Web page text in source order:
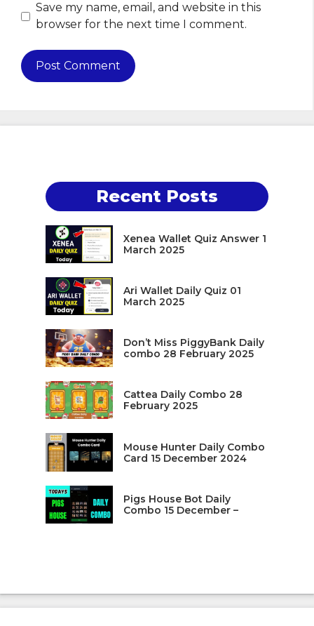
Save my name, email, and website in this
browser for the next time I comment.
Recent Posts
Xenea Wallet Quiz Answer 1
March 2025
Ari Wallet Daily Quiz 01
March 2025
Don’t Miss PiggyBank Daily
combo 28 February 2025
Cattea Daily Combo 28
February 2025
Mouse Hunter Daily Combo
Card 15 December 2024
Pigs House Bot Daily
Combo 15 December –